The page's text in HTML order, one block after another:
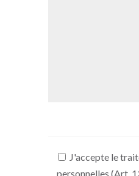
J'accepte le
personnelles (Art.